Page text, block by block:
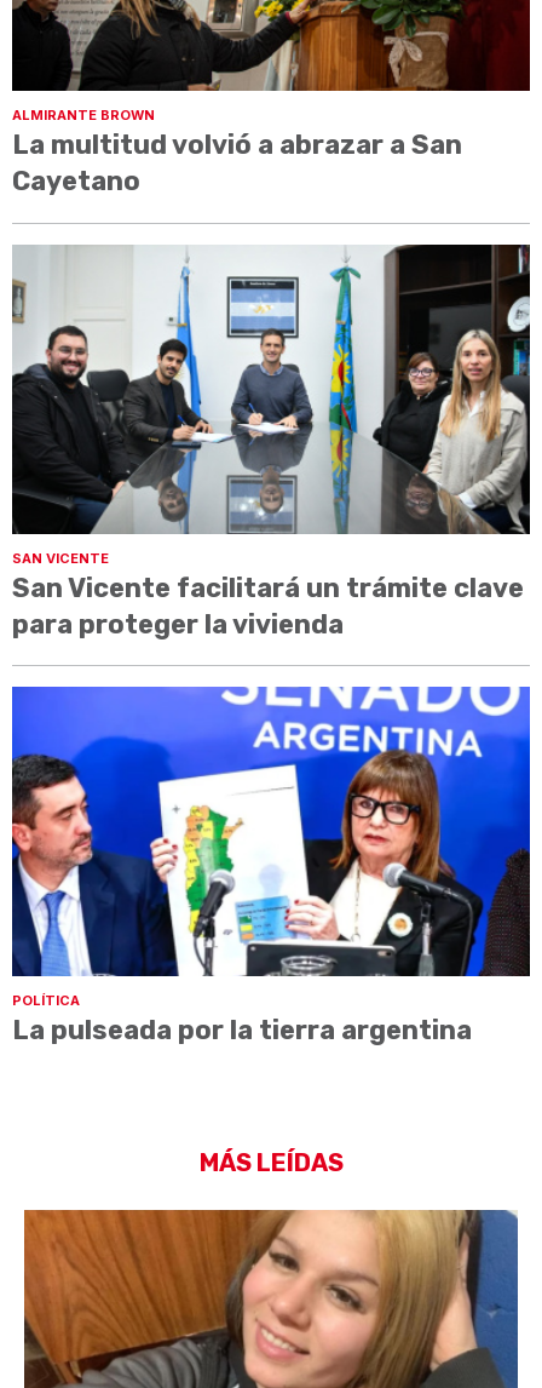
ALMIRANTE BROWN
La multitud volvió a abrazar a San
Cayetano
SAN VICENTE
San Vicente facilitará un trámite clave
para proteger la vivienda
POLÍTICA
La pulseada por la tierra argentina
MÁS LEÍDAS